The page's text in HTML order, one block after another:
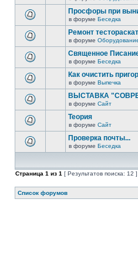
Просфоры при
в форуме Беседка
Ремонт
в форуме
Священное
в форуме Беседка
Как очистить
в форуме Выпечка
ВЫСТАВКА
в форуме Сайт
Теория
в форуме Сайт
Проверка почты...
в форуме Беседка
Страница 1 из 1 [ Результатов поиска: 12 ]
Список форумов